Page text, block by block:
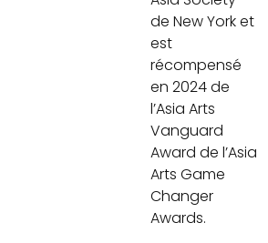
de New York et
est
récompensé
en 2024 de
l’Asia Arts
Vanguard
Award de l’Asia
Arts Game
Changer
Awards.